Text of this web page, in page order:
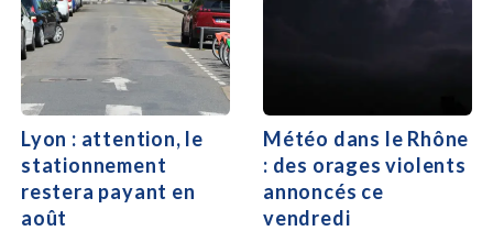
Lyon : attention, le
stationnement
restera payant en
août
Météo dans le Rhône
: des orages violents
annoncés ce
vendredi